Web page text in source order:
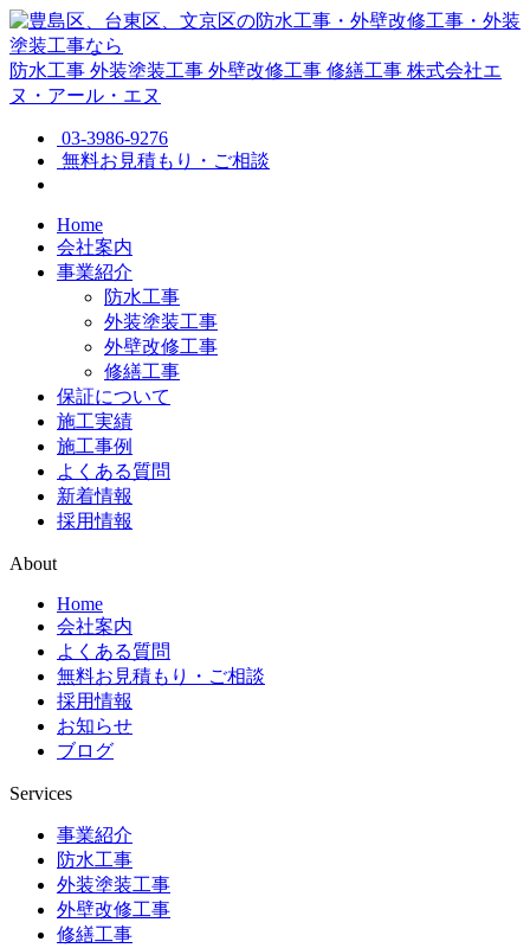
防水工事 外装塗装工事 外壁改修工事 修繕工事 株式会社エ
ヌ・アール・エヌ
03-3986-9276
無料お見積もり・ご相談
Home
会社案内
事業紹介
防水工事
外装塗装工事
外壁改修工事
修繕工事
保証について
施工実績
施工事例
よくある質問
新着情報
採用情報
About
Home
会社案内
よくある質問
無料お見積もり・ご相談
採用情報
お知らせ
ブログ
Services
事業紹介
防水工事
外装塗装工事
外壁改修工事
修繕工事